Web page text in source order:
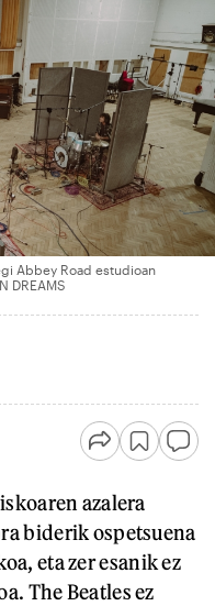
Abbey Road estudioan
DREAMS
azalera
biderik ospetsuena
eta zer esanik ez
The Beatles ez